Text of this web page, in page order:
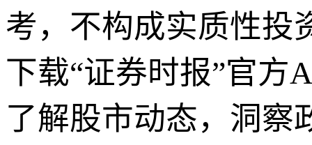
考，不构成实质性投
下载“证券时报”官方
了解股市动态，洞察